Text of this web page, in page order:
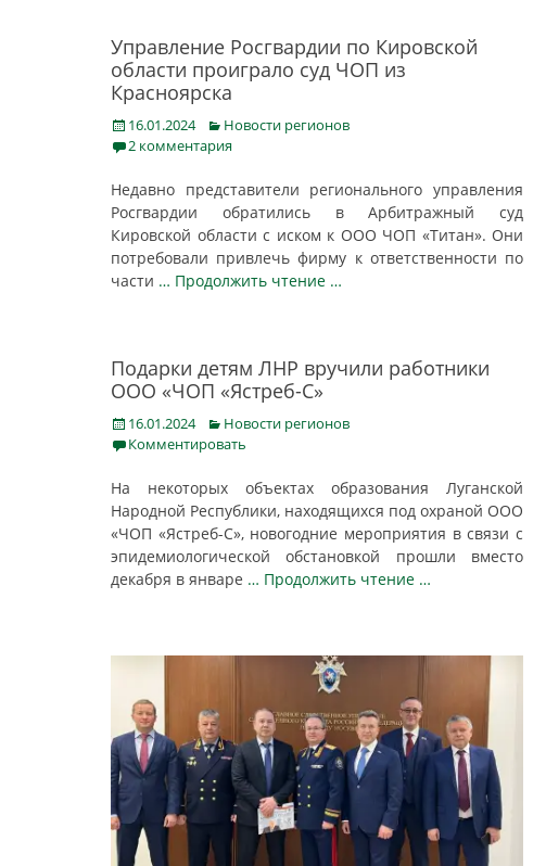
Управление Росгвардии по Кировской
области проиграло суд ЧОП из
Красноярска
Posted
on
16.01.2024 Categories
Новости регионов
2 комментария
Недавно представители регионального управления
Росгвардии обратились в Арбитражный суд
Кировской области с иском к ООО ЧОП «Титан». Они
потребовали привлечь фирму к ответственности по
части … Продолжить чтение …
Подарки детям ЛНР вручили работники
ООО «ЧОП «Ястреб-С»
Posted
on
16.01.2024 Categories
Новости регионов
Комментировать
На некоторых объектах образования Луганской
Народной Республики, находящихся под охраной ООО
«ЧОП «Ястреб-С», новогодние мероприятия в связи с
эпидемиологической обстановкой прошли вместо
декабря в январе … Продолжить чтение …